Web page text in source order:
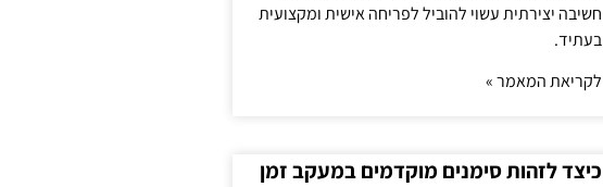
חשיבה יצירתית עשוי להוביל לפריחה אישית ומקצועית
בעתיד.
לקריאת המאמר »
כיצד לזהות סימנים מוקדמים במעקב זמן